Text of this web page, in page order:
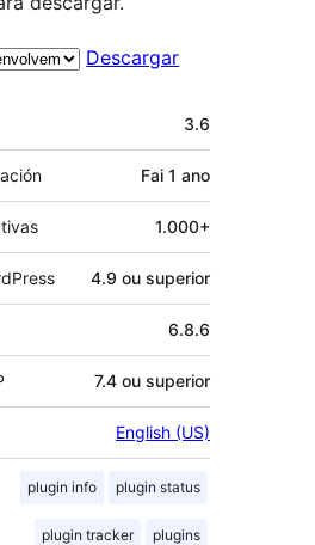
Descargar
3.6
Fai 1 ano
1.000+
4.9 ou superior
6.8.6
7.4 ou superior
English (US)
plugin info plugin status
plugin tracker plugins